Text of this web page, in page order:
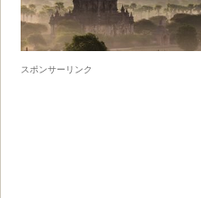
スポンサーリンク